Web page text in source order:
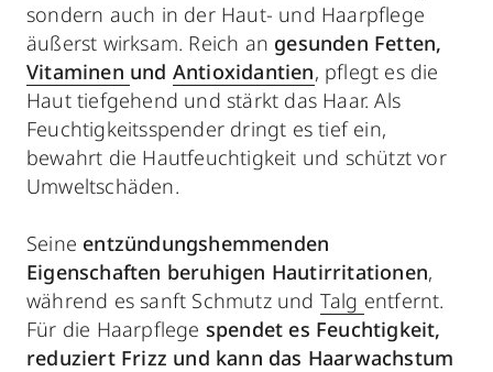
sondern auch in der Haut- und Haarpflege
äußerst wirksam. Reich an gesunden Fetten,
Vitaminen und Antioxidantien, pflegt es die
Haut tiefgehend und stärkt das Haar. Als
Feuchtigkeitsspender dringt es tief ein,
bewahrt die Hautfeuchtigkeit und schützt vor
Umweltschäden.
Seine entzündungshemmenden
Eigenschaften beruhigen Hautirritationen,
während es sanft Schmutz und Talg entfernt.
Für die Haarpflege spendet es Feuchtigkeit,
reduziert Frizz und kann das Haarwachstum